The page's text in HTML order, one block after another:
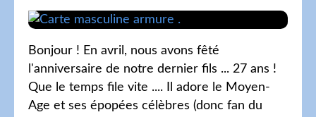
Bonjour ! En avril, nous avons fêté
l'anniversaire de notre dernier fils ... 27 ans !
Que le temps file vite .... Il adore le Moyen-
Age et ses épopées célèbres (donc fan du